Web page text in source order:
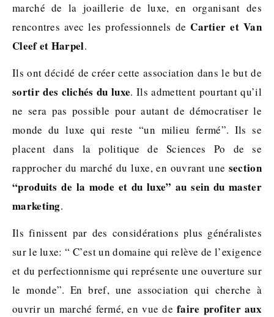
marché de la joaillerie de luxe, en organisant des
rencontres avec les professionnels deCartier et Van
Cleef et Harpel.
Ils ont décidé de créer cette association dans le but de
sortir des clichés du luxe. Ils admettent pourtant qu’il
ne sera pas possible pour autant de démocratiser le
monde du luxe qui reste “un milieu fermé”. Ils se
placent dans la politique de Sciences Po de se
rapprocher du marché du luxe, en ouvrant une section
“produits de la mode et du luxe” au sein du master
marketing.
Ils finissent par des considérations plus généralistes
sur le luxe: “ C’est un domaine qui relève de l’exigence
et du perfectionnisme qui représente une ouverture sur
le monde”. En bref, une association qui cherche à
ouvrir un marché fermé, en vue de faire profiter aux